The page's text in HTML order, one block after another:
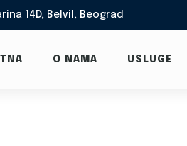
14D, Belvil, Beograd
O NAMA USLUGE